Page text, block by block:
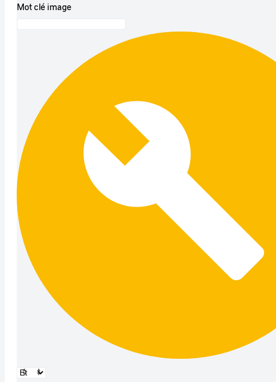
Mot clé image